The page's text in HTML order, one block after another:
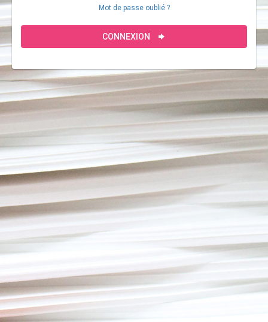
Mot de passe oublié ?
CONNEXION